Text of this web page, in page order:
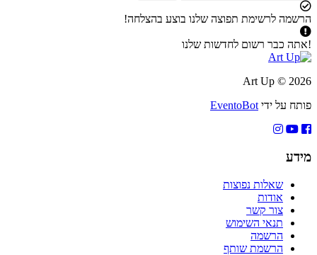
הרשמה לרשימת תפוצה שלנו בוצע בהצלחה!
!אתה כבר רשום לחדשות שלנו
2026 © Art Up
פותח על ידי EventoBot
מידע
שאלות נפוצות
אודות
צור קשר
תנאי השימוש
הרשמה
הרשמת שותף